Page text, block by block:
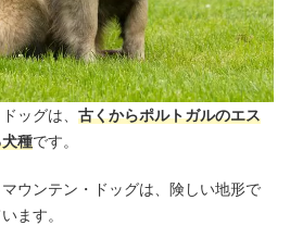
ッグは、 古くからポルトガルのエス
種です。
ウンテン・ドッグは、険しい地形で
ます。